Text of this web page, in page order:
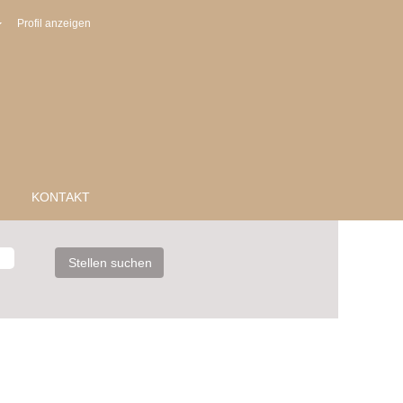
Profil anzeigen
KONTAKT